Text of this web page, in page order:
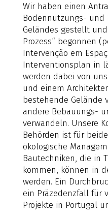
Wir haben einen
Bodennutzungs- und
Geländes gestellt
Prozess“ begonnen
Intervenção em
Interventionsplan in
werden dabei von
und einem
bestehende Gelände
andere Bebauungs-
verwandeln. Unsere
Behörden ist für
ökologische
Bautechniken, die in
kommen, können in
werden. Ein
ein Präzedenzfall für
Projekte in Portugal